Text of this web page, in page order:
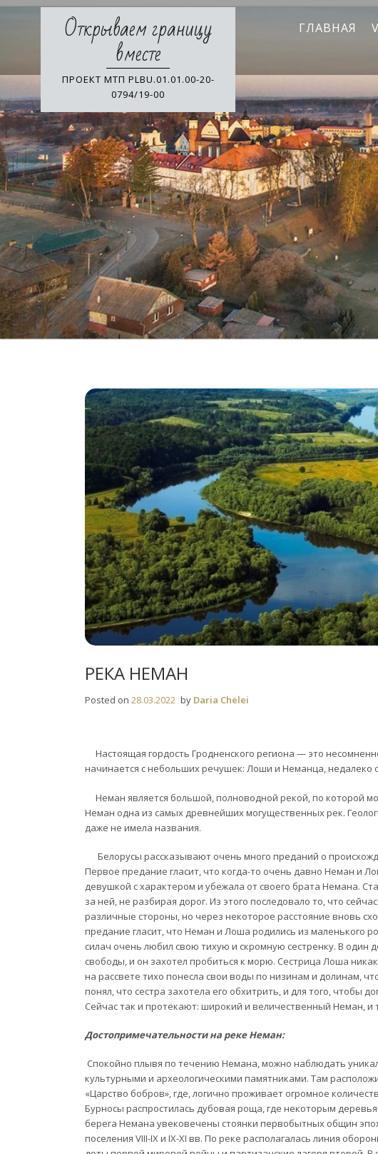
Skip
Открываем границу
вместе
ПРОЕКТ МТП PLBU.01.01.00-20-
0794/19-00
ГЛАВНАЯ
РЕКА НЕМАН
Posted on 28.03.2022 by Daria Chelei
Настоящая гордость Гродненского региона — это
начинается с небольших речушек: Лоши и Неманца, недалеко
Неман является большой, полноводной рекой, по которой
Неман одна из самых древнейших могущественных рек.
даже не имела названия.
Белорусы рассказывают очень много преданий о
Первое предание гласит, что когда-то очень давно Неман и
девушкой с характером и убежала от своего брата Немана.
за ней, не разбирая дорог. Из этого последовало то, что
различные стороны, но через некоторое расстояние вновь
предание гласит, что Неман и Лоша родились из маленького
силач очень любил свою тихую и скромную сестренку. В один
свободы, и он захотел пробиться к морю. Сестрица Лоша
на рассвете тихо понесла свои воды по низинам и
понял, что сестра захотела его обхитрить, и для того, чтобы
Сейчас так и протекают: широкий и величественный Неман, и
Достопримечательности на реке Неман:
Спокойно плывя по течению Немана, можно наблюдать
культурными и археологическими памятниками. Там
«Царство бобров», где, логично проживает огромное
Бурносы распростилась дубовая роща, где некоторым
берега Немана увековечены стоянки первобытных общин
поселения VIII-IX и IX-XI вв. По реке располагалась линия